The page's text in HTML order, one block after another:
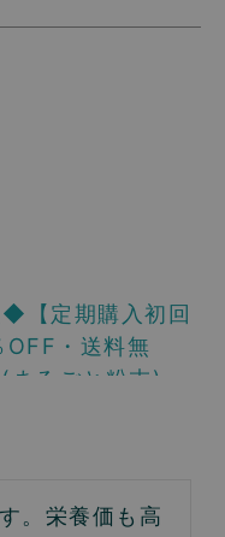
【定期購入初回
・送料無
るごと粉末)4
。栄養価も高